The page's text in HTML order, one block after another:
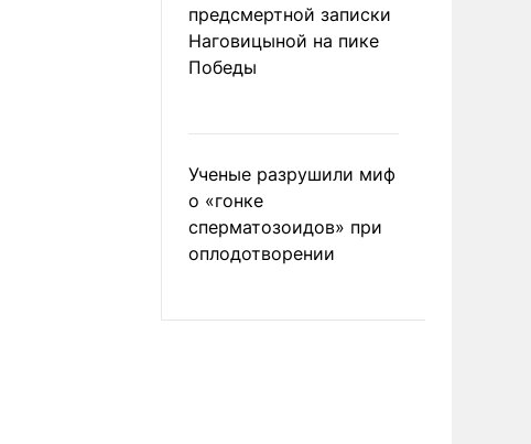
предсмертной записки
Наговицыной на пике
Победы
Ученые разрушили миф
о «гонке
сперматозоидов» при
оплодотворении